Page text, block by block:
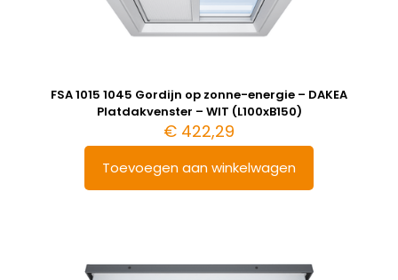
FSA 1015 1045 Gordijn op zonne-energie – DAKEA
Platdakvenster – WIT (L100xB150)
€ 422,29
Toevoegen aan winkelwagen